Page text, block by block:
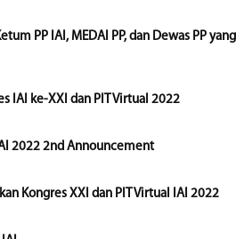
PP IAI, MEDAI PP, dan Dewas PP yang
IAI ke-XXI dan PIT Virtual 2022
2022 2nd Announcement
Kongres XXI dan PIT Virtual IAI 2022